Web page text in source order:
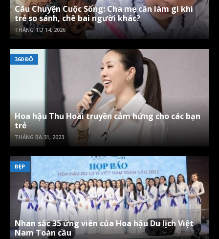
Câu Chuyện Cuộc Sống: Cha mẹ cần làm gì khi
trẻ so sánh, chê bai người khác?
THÁNG TƯ 14, 2026
360 ĐỘ
Hoa hậu Thu Hoài truyền cảm hứng cho các bạn
trẻ
THÁNG BA 31, 2023
ĐẸP
Nhan sắc 35 ứng viên của Hoa hậu Du lịch Việt
Nam Toàn cầu